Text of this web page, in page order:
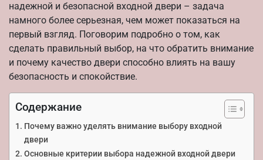
надежной и безопасной входной двери – задача
намного более серьезная, чем может показаться на
первый взгляд. Поговорим подробно о том, как
сделать правильный выбор, на что обратить внимание
и почему качество двери способно влиять на вашу
безопасность и спокойствие.
Содержание
Почему важно уделять внимание выбору входной
двери
Основные критерии выбора надежной входной двери